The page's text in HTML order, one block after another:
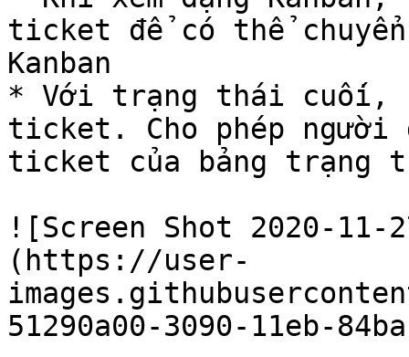
ticket để có thể
Kanban
* Với trạng thái cuối,
ticket. Cho phép
ticket của bảng trạng
![Screen Shot 2020-
(https://user-
51290a00-3090-11eb-